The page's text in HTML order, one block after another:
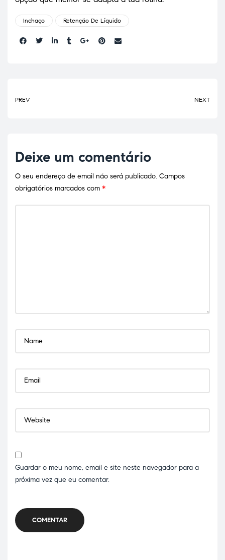
Inchaço Retenção De Líquido
Share:
PREV NEXT
Deixe um comentário
O seu endereço de email não será publicado. Campos
obrigatórios marcados com *
Guardar o meu nome, email e site neste navegador para a
próxima vez que eu comentar.
COMENTAR